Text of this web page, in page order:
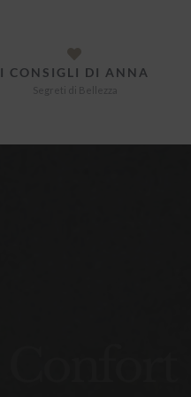
I CONSIGLI DI ANNA
Segreti di Bellezza